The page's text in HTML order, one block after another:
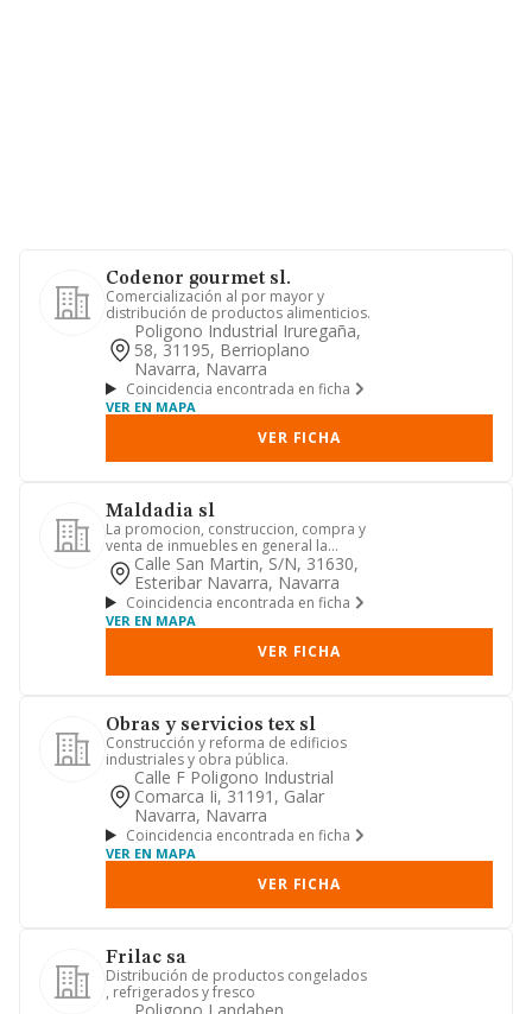
Codenor gourmet sl.
Comercialización al por mayor y
distribución de productos alimenticios.
Poligono Industrial Iruregaña,
58, 31195, Berrioplano
Navarra, Navarra
Coincidencia encontrada en ficha
VER EN MAPA
VER FICHA
Maldadia sl
La promocion, construccion, compra y
venta de inmuebles en general la
realizacion de toda clase de ...
Calle San Martin, S/n, 31630,
Esteribar Navarra, Navarra
Coincidencia encontrada en ficha
VER EN MAPA
VER FICHA
Obras y servicios tex sl
Construcción y reforma de edificios
industriales y obra pública.
Calle F Poligono Industrial
Comarca Ii, 31191, Galar
Navarra, Navarra
Coincidencia encontrada en ficha
VER EN MAPA
VER FICHA
Frilac sa
Distribución de productos congelados
, refrigerados y fresco